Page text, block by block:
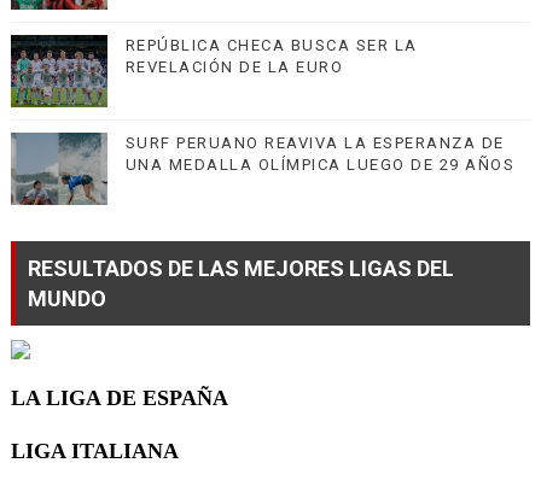
REPÚBLICA CHECA BUSCA SER LA
REVELACIÓN DE LA EURO
SURF PERUANO REAVIVA LA ESPERANZA DE
UNA MEDALLA OLÍMPICA LUEGO DE 29 AÑOS
RESULTADOS DE LAS MEJORES LIGAS DEL
MUNDO
LA LIGA DE ESPAÑA
LIGA ITALIANA